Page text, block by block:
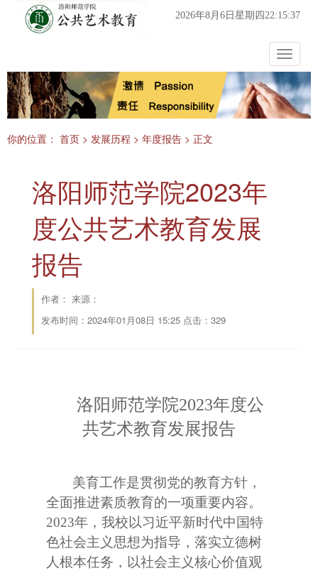
2026年8月6日星期四22:15:38
Toggle
你的位置： 首页 > 发展历程 > 年度报告 > 正文
洛阳师范学院2023年
度公共艺术教育发展
报告
作者： 来源：
发布时间：2024年01月08日 15:25 点击： 329
洛阳师范学院2023年度公
共艺术教育发展报告
美育工作是贯彻党的教育方针，
全面推进素质教育的一项重要内容。
2023年，我校以习近平新时代中国特
色社会主义思想为指导，落实立德树
人根本任务，以社会主义核心价值观